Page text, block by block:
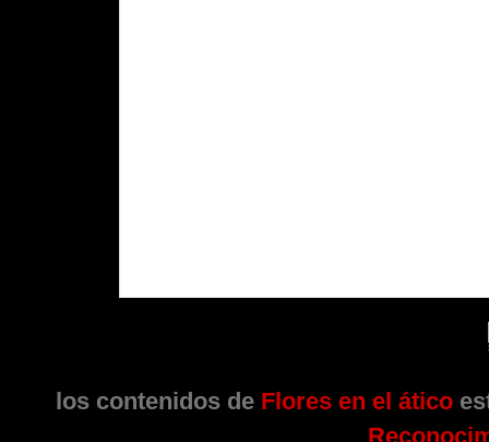
los contenidos de Flores en el ático